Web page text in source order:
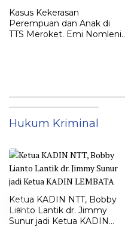
Kasus Kekerasan
Perempuan dan Anak di
TTS Meroket. Emi Nomleni :
Hukum Kriminal
«
Ketua KADIN NTT, Bobby
Lianto Lantik dr. Jimmy
Sunur jadi Ketua KADIN